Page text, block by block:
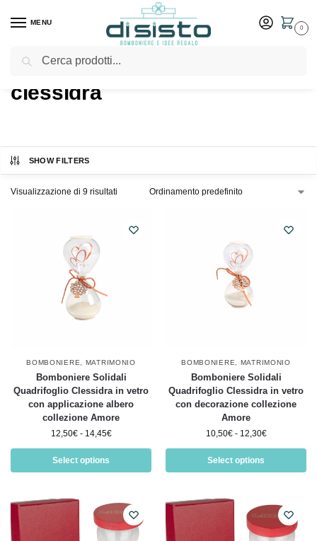
MENU
0
Home Shop Prodotti taggati “clessidra”
clessidra
SHOW FILTERS
Visualizzazione di 9 risultati
BOMBONIERE MATRIMONIO
Bomboniere Solidali
Quadrifoglio Clessidra in vetro
con applicazione albero
collezione Amore
12,50€ - 14,45€
Select options
BOMBONIERE MATRIMONIO
Bomboniere Solidali
Quadrifoglio Clessidra in vetro
con decorazione collezione
Amore
10,50€ - 12,30€
Select options